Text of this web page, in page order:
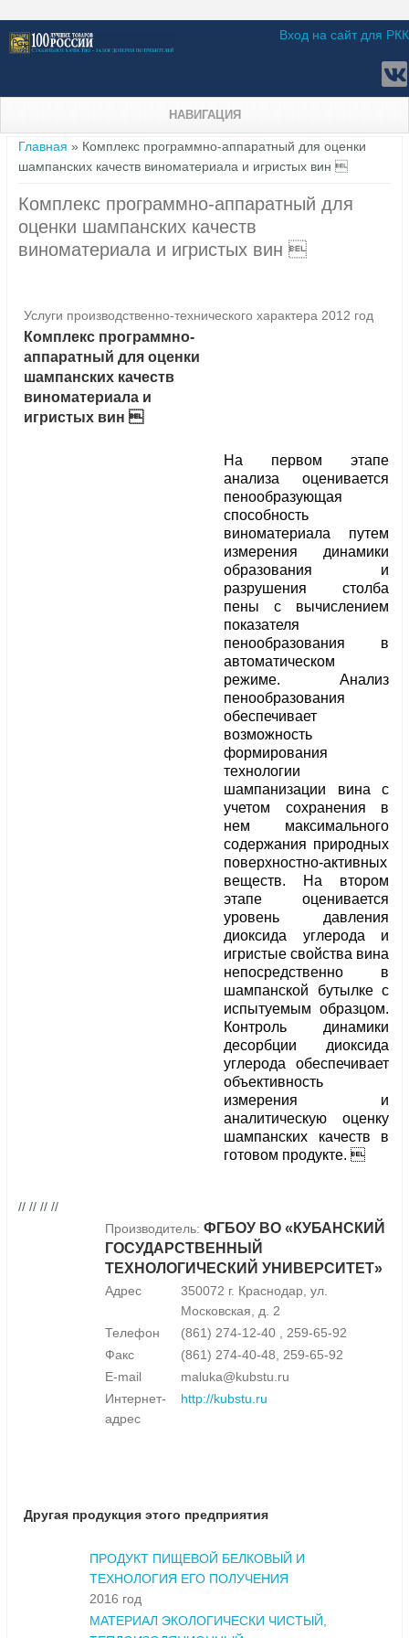
Вход на сайт для РКК
НАВИГАЦИЯ
Вы здесь
Главная » Комплекс программно-аппаратный для оценки
шампанских качеств виноматериала и игристых вин 
Комплекс программно-аппаратный для
оценки шампанских качеств
виноматериала и игристых вин 
Услуги производственно-технического характера 2012 год
Комплекс программно-
аппаратный для оценки
шампанских качеств
виноматериала и
игристых вин 
На первом этапе
анализа оценивается
пенообразующая
способность
виноматериала путем
измерения динамики
образования и
разрушения столба
пены с вычислением
показателя
пенообразования в
автоматическом
режиме. Анализ
пенообразования
обеспечивает
возможность
формирования
технологии
шампанизации вина с
учетом сохранения в
нем максимального
содержания природных
поверхностно-активных
веществ. На втором
этапе оценивается
уровень давления
диоксида углерода и
игристые свойства вина
непосредственно в
шампанской бутылке с
испытуемым образцом.
Контроль динамики
десорбции диоксида
углерода обеспечивает
объективность
измерения и
аналитическую оценку
шампанских качеств в
готовом продукте. 
// // // //
Производитель: ФГБОУ ВО «КУБАНСКИЙ
ГОСУДАРСТВЕННЫЙ
ТЕХНОЛОГИЧЕСКИЙ УНИВЕРСИТЕТ»
Адрес
350072 г. Краснодар, ул.
Московская, д. 2
Телефон
(861) 274-12-40 , 259-65-92
Факс
(861) 274-40-48, 259-65-92
E-mail
maluka@kubstu.ru
Интернет-
адрес
http://kubstu.ru
Другая продукция этого предприятия
ПРОДУКТ ПИЩЕВОЙ БЕЛКОВЫЙ И
ТЕХНОЛОГИЯ ЕГО ПОЛУЧЕНИЯ
2016 год
МАТЕРИАЛ ЭКОЛОГИЧЕСКИ ЧИСТЫЙ,